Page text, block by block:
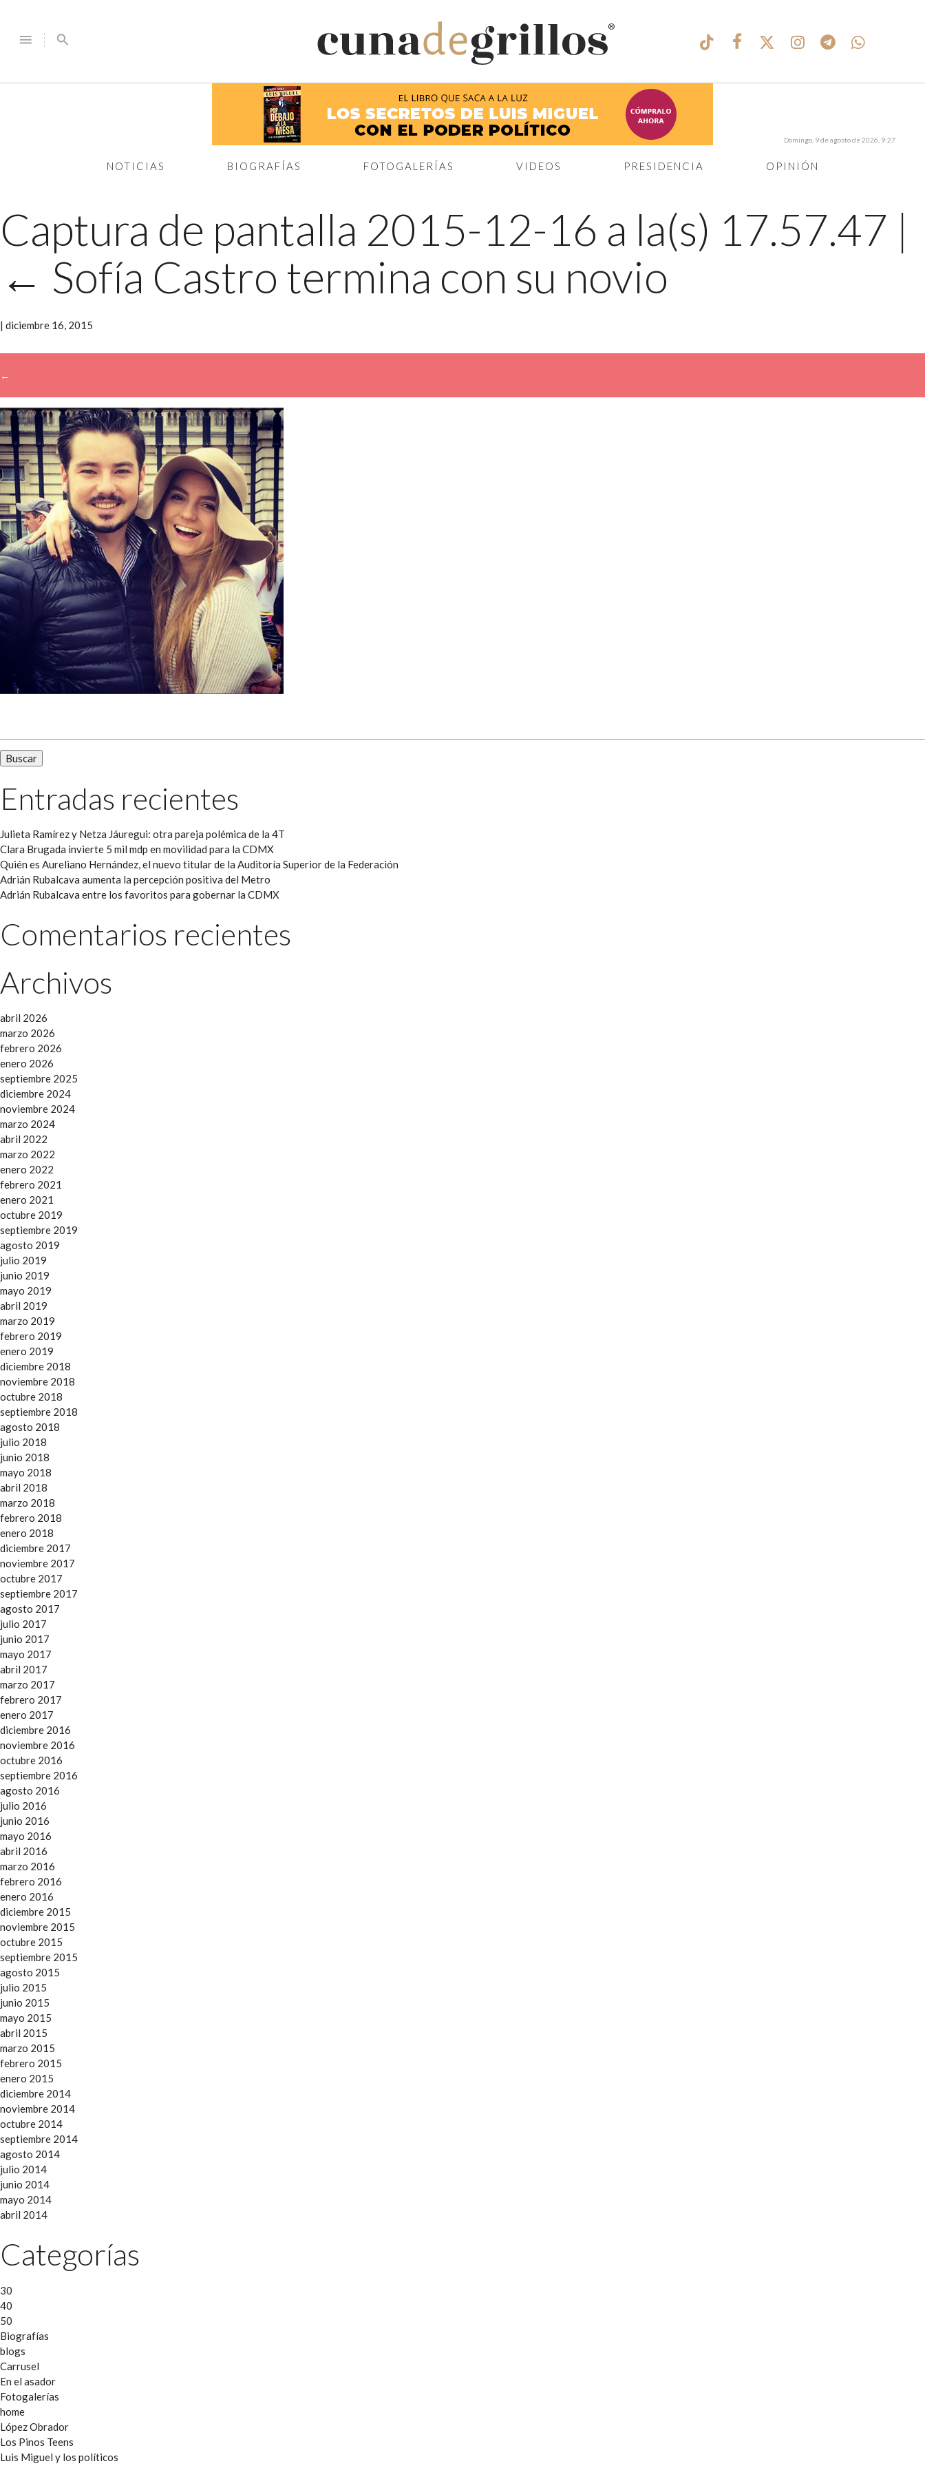
menu search
®
NOTICIAS BIOGRAFÍAS FOTOGALERÍAS VIDEOS PRESIDENCIA OPINIÓN
Domingo, 9 de agosto de 2026, 9:27
Captura de pantalla 2015-12-16 a la(s) 17.57.47 |
← Sofía Castro termina con su novio
| diciembre 16, 2015
←
→
Entradas recientes
Julieta Ramírez y Netza Jáuregui: otra pareja polémica de la 4T
Clara Brugada invierte 5 mil mdp en movilidad para la CDMX
Quién es Aureliano Hernández, el nuevo titular de la Auditoría Superior de la Federación
Adrián Rubalcava aumenta la percepción positiva del Metro
Adrián Rubalcava entre los favoritos para gobernar la CDMX
Comentarios recientes
Archivos
abril 2026
marzo 2026
febrero 2026
enero 2026
septiembre 2025
diciembre 2024
noviembre 2024
marzo 2024
abril 2022
marzo 2022
enero 2022
febrero 2021
enero 2021
octubre 2019
septiembre 2019
agosto 2019
julio 2019
junio 2019
mayo 2019
abril 2019
marzo 2019
febrero 2019
enero 2019
diciembre 2018
noviembre 2018
octubre 2018
septiembre 2018
agosto 2018
julio 2018
junio 2018
mayo 2018
abril 2018
marzo 2018
febrero 2018
enero 2018
diciembre 2017
noviembre 2017
octubre 2017
septiembre 2017
agosto 2017
julio 2017
junio 2017
mayo 2017
abril 2017
marzo 2017
febrero 2017
enero 2017
diciembre 2016
noviembre 2016
octubre 2016
septiembre 2016
agosto 2016
julio 2016
junio 2016
mayo 2016
abril 2016
marzo 2016
febrero 2016
enero 2016
diciembre 2015
noviembre 2015
octubre 2015
septiembre 2015
agosto 2015
julio 2015
junio 2015
mayo 2015
abril 2015
marzo 2015
febrero 2015
enero 2015
diciembre 2014
noviembre 2014
octubre 2014
septiembre 2014
agosto 2014
julio 2014
junio 2014
mayo 2014
abril 2014
Categorías
30
40
50
Biografías
blogs
Carrusel
En el asador
Fotogalerías
home
López Obrador
Los Pinos Teens
Luis Miguel y los políticos